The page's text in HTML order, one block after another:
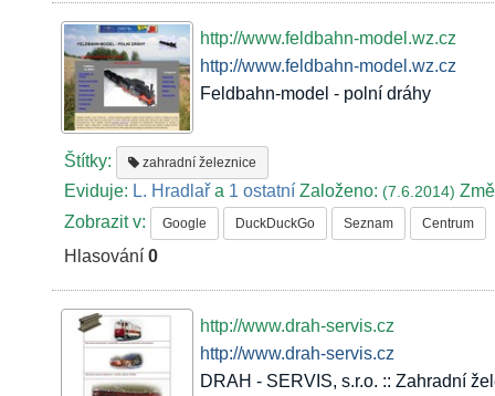
http://www.feldbahn-model.wz.cz
http://www.feldbahn-model.wz.cz
Feldbahn-model - polní dráhy
Štítky: zahradní železnice
Eviduje: L. Hradlař a 1 ostatní Založeno:(7.6.2014)
Zobrazit v: Google DuckDuckGo Seznam Centrum
Hlasování0
http://www.drah-servis.cz
http://www.drah-servis.cz
DRAH - SERVIS, s.r.o. :: Zahradní